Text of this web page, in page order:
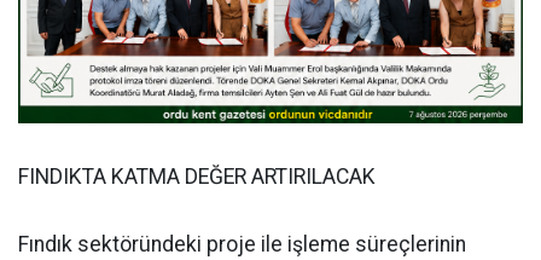
FINDIKTA KATMA DEĞER ARTIRILACAK
Fındık sektöründeki proje ile işleme süreçlerinin